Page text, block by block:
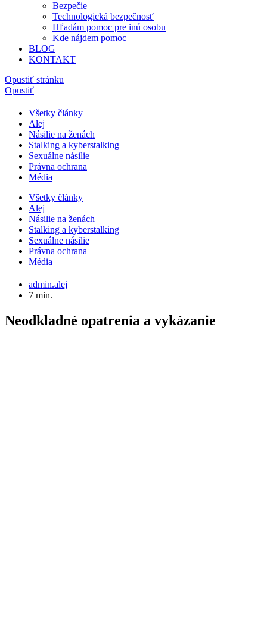
Bezpečie
Technologická bezpečnosť
Hľadám pomoc pre inú osobu
Kde nájdem pomoc
BLOG
KONTAKT
Opustiť stránku
Opustiť
Všetky články
Alej
Násilie na ženách
Stalking a kyberstalking
Sexuálne násilie
Právna ochrana
Média
Všetky články
Alej
Násilie na ženách
Stalking a kyberstalking
Sexuálne násilie
Právna ochrana
Média
admin.alej
7 min.
Neodkladné opatrenia a vykázanie